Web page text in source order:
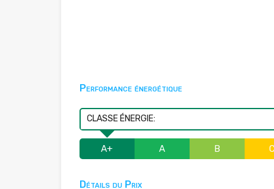
Performance énergétique
CLASSE ÉNERGIE:
A+ A B C
Détails du Prix